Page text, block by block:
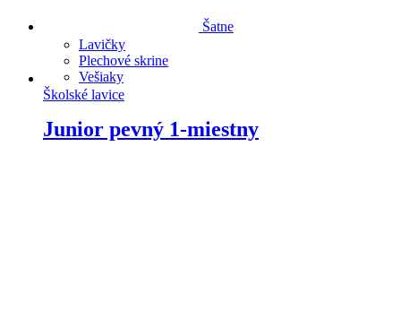
Šatne
Lavičky
Plechové skrine
Vešiaky
Školské lavice
Junior pevný 1-miestny